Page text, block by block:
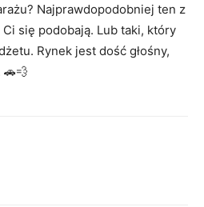
Najprawdopodobniej ten z
się podobają. Lub taki, który
Rynek jest dość głośny,